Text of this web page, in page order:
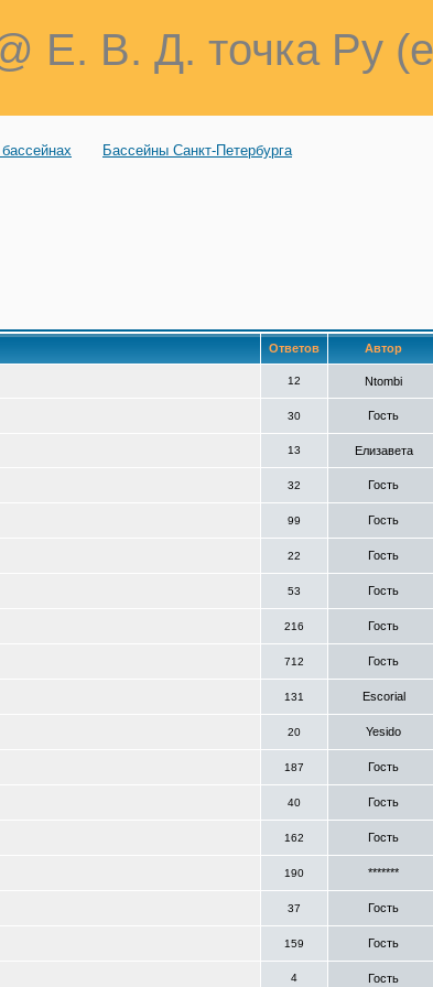
Е. В. Д. точка Ру
Бассейны Санкт-Петербурга
Ответов Автор
12 Ntombi
30 Гость
13 Елизавета
32 Гость
99 Гость
22 Гость
53 Гость
216 Гость
712 Гость
131 Escorial
20 Yesido
187 Гость
40 Гость
162 Гость
190 *******
37 Гость
159 Гость
4 Гость